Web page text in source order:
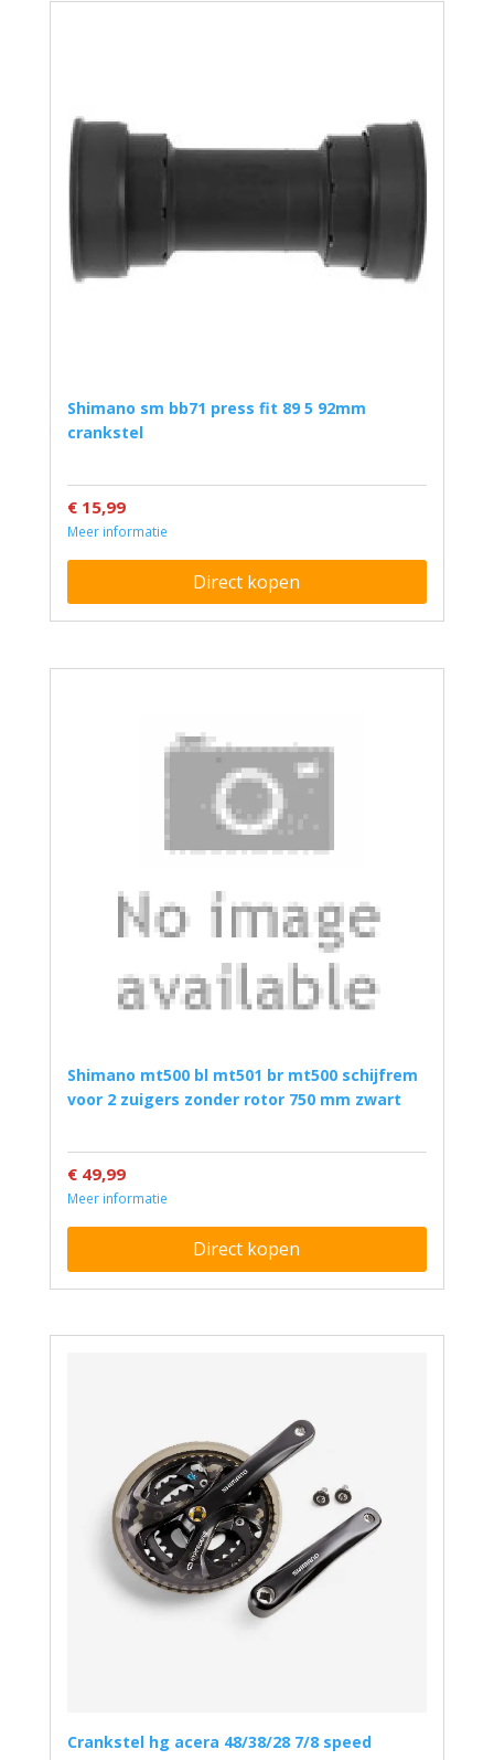
shimano sm bb71 press fit 89 5 92mm
crankstel
€ 15,99
Meer informatie
Direct kopen
shimano mt500 bl mt501 br mt500 schijfrem
voor 2 zuigers zonder rotor 750 mm zwart
€ 49,99
Meer informatie
Direct kopen
Crankstel hg acera 48/38/28 7/8 speed